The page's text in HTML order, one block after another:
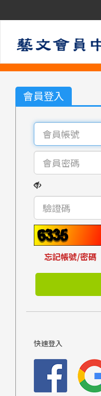
會員登入
忘記帳號/密碼
快速登入